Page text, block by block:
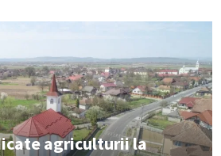
agriculturii la